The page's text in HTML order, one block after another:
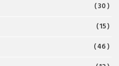
30
15
46